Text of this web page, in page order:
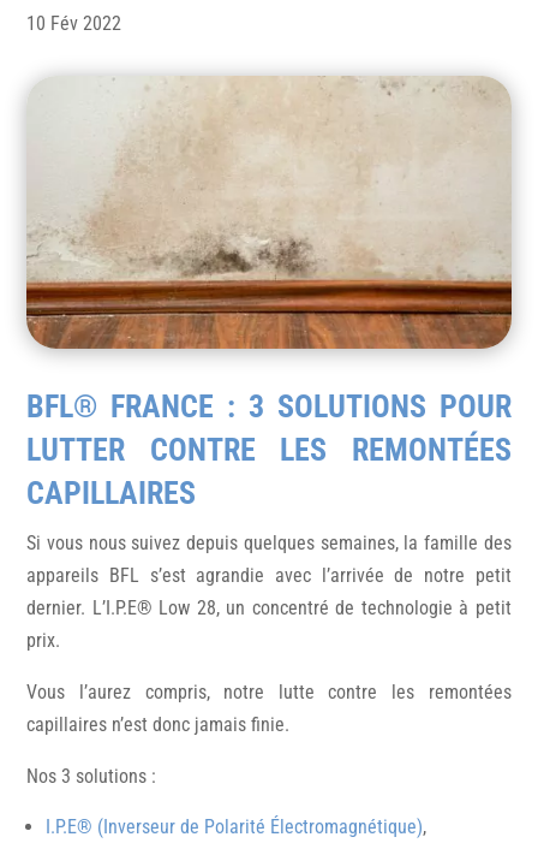
10 Fév 2022
BFL® FRANCE : 3 SOLUTIONS POUR
LUTTER CONTRE LES REMONTÉES
CAPILLAIRES
Si vous nous suivez depuis quelques semaines, la famille des
appareils BFL s’est agrandie avec l’arrivée de notre petit
dernier. L’I.P.E® Low 28, un concentré de technologie à petit
prix.
Vous l’aurez compris, notre lutte contre les remontées
capillaires n’est donc jamais finie.
Nos 3 solutions :
I.P.E® (Inverseur de Polarité Électromagnétique),